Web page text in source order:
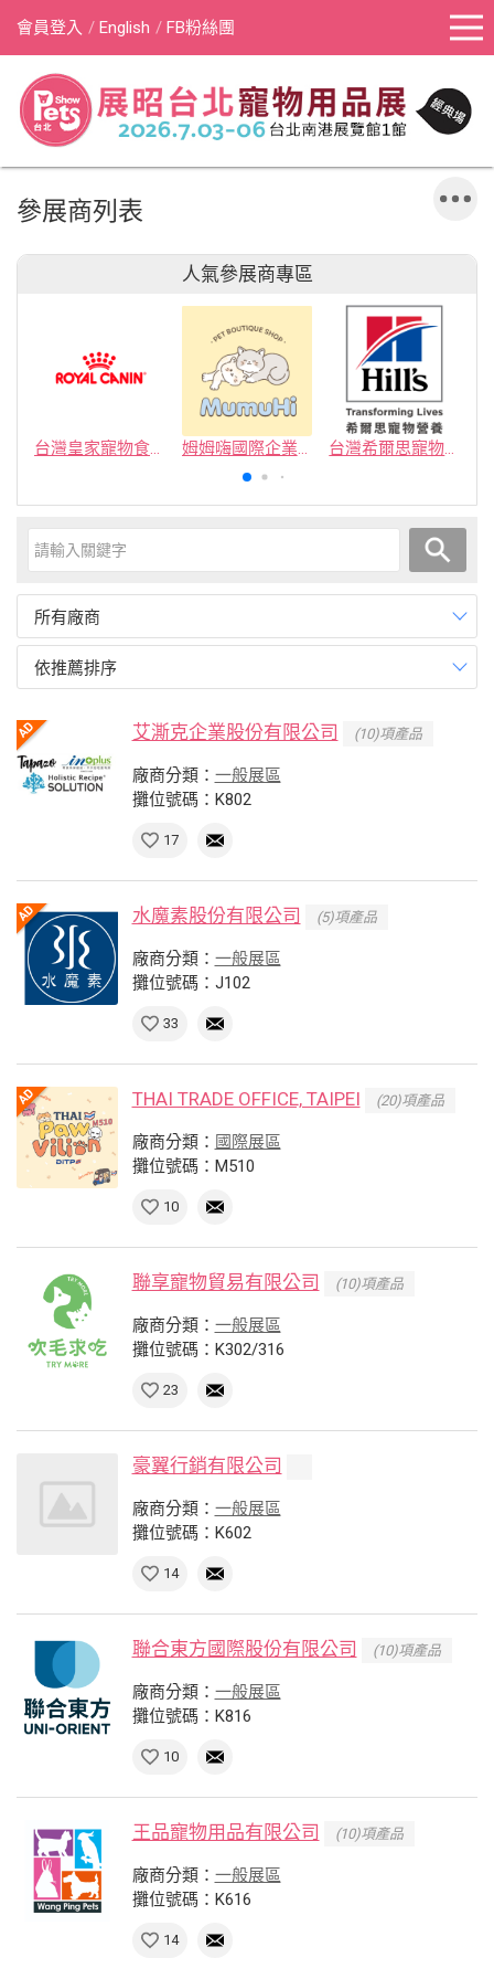
會員登入 English FB粉絲團
參展商列表
人氣參展商專區
台灣皇家寵物食品有限公司 姆姆嗨國際企業社 台灣希爾思寵物營養品有限公司
所有廠商
依推薦排序
艾澌克企業股份有限公司 (10)項產品
廠商分類： 一般展區
攤位號碼：K802
17
水魔素股份有限公司 (5)項產品
廠商分類： 一般展區
攤位號碼：J102
33
THAI TRADE OFFICE, TAIPEI (20)項產品
廠商分類： 國際展區
攤位號碼：M510
10
聯享寵物貿易有限公司 (10)項產品
廠商分類： 一般展區
攤位號碼：K302/316
23
豪翼行銷有限公司
廠商分類： 一般展區
攤位號碼：K602
14
聯合東方國際股份有限公司 (10)項產品
廠商分類： 一般展區
攤位號碼：K816
10
王品寵物用品有限公司 (10)項產品
廠商分類： 一般展區
攤位號碼：K616
14